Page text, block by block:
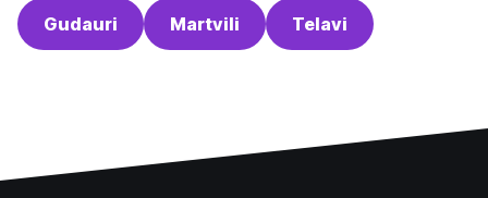
Gudauri Martvili Telavi